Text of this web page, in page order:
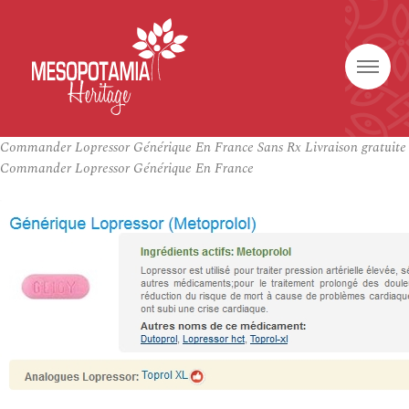
Commander Lopressor Générique En France Sans Rx Livraison gratuite
Commander Lopressor Générique En France